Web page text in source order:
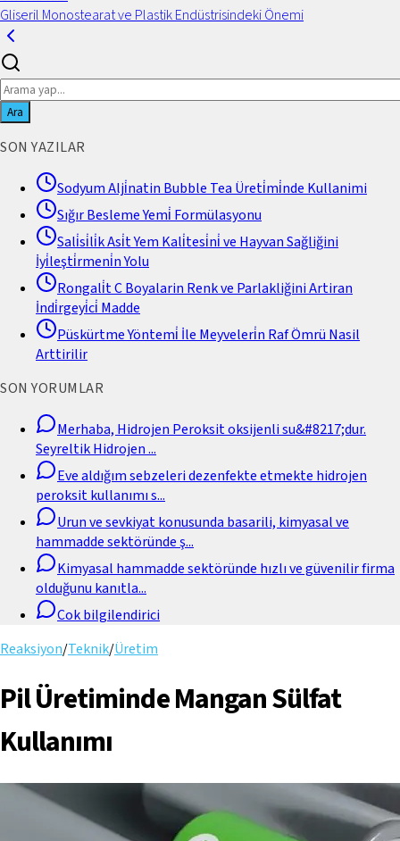
Gliseril Monostearat ve Plastik Endüstrisindeki Önemi
Ara
SON YAZILAR
Sodyum Alji̇natin Bubble Tea Üreti̇mi̇nde Kullanimi
Sığır Besleme Yemi̇ Formülasyonu
Sali̇si̇li̇k Asi̇t Yem Kali̇tesi̇ni̇ ve Hayvan Sağliğini
İyi̇leşti̇rmeni̇n Yolu
Rongali̇t C Boyalarin Renk ve Parlakliğini Artiran
İndi̇rgeyi̇ci̇ Madde
Püskürtme Yöntemi̇ İle Meyveleri̇n Raf Ömrü Nasil
Arttirilir
SON YORUMLAR
Merhaba, Hidrojen Peroksit oksijenli su&#8217;dur.
Seyreltik Hidrojen...
Eve aldığım sebzeleri dezenfekte etmekte hidrojen
peroksit kullanımı s...
Urun ve sevkiyat konusunda basarili, kimyasal ve
hammadde sektöründe ş...
Kimyasal hammadde sektöründe hızlı ve güvenilir firma
olduğunu kanıtla...
Cok bilgilendirici
Reaksiyon/Teknik/Üretim
Pil Üretiminde Mangan Sülfat
Kullanımı